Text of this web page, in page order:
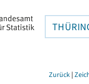
Zurück |